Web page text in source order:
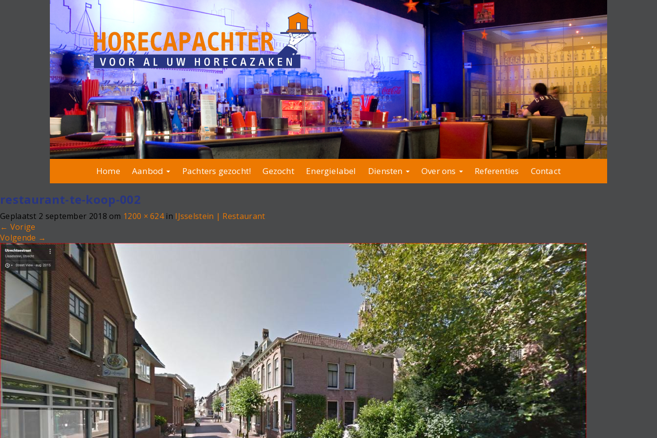
Home Aanbod Pachters gezocht! Gezocht Energielabel Diensten Over ons Referenties Contact
restaurant-te-koop-002
Geplaatst 2 september 2018 om 1200 × 624in IJsselstein | Restaurant
← Vorige
Volgende →